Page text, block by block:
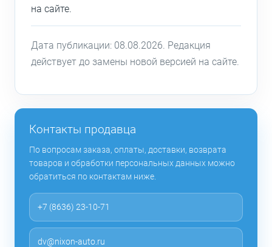
на сайте.
Дата публикации: 08.08.2026. Редакция
действует до замены новой версией на сайте.
Контакты продавца
По вопросам заказа, оплаты, доставки, возврата
товаров и обработки персональных данных можно
обратиться по контактам ниже.
+7 (8636) 23-10-71
dv@nixon-auto.ru